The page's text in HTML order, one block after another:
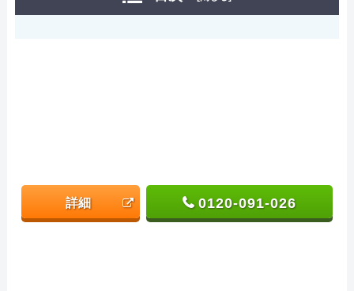
詳細 0120-091-026